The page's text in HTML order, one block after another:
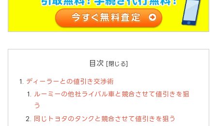
目次
ディーラーとの値引き交渉術
ルーミーの他社ライバル車と競合させて値引きを狙
う
同じトヨタのタンクと競合させて値引きを狙う